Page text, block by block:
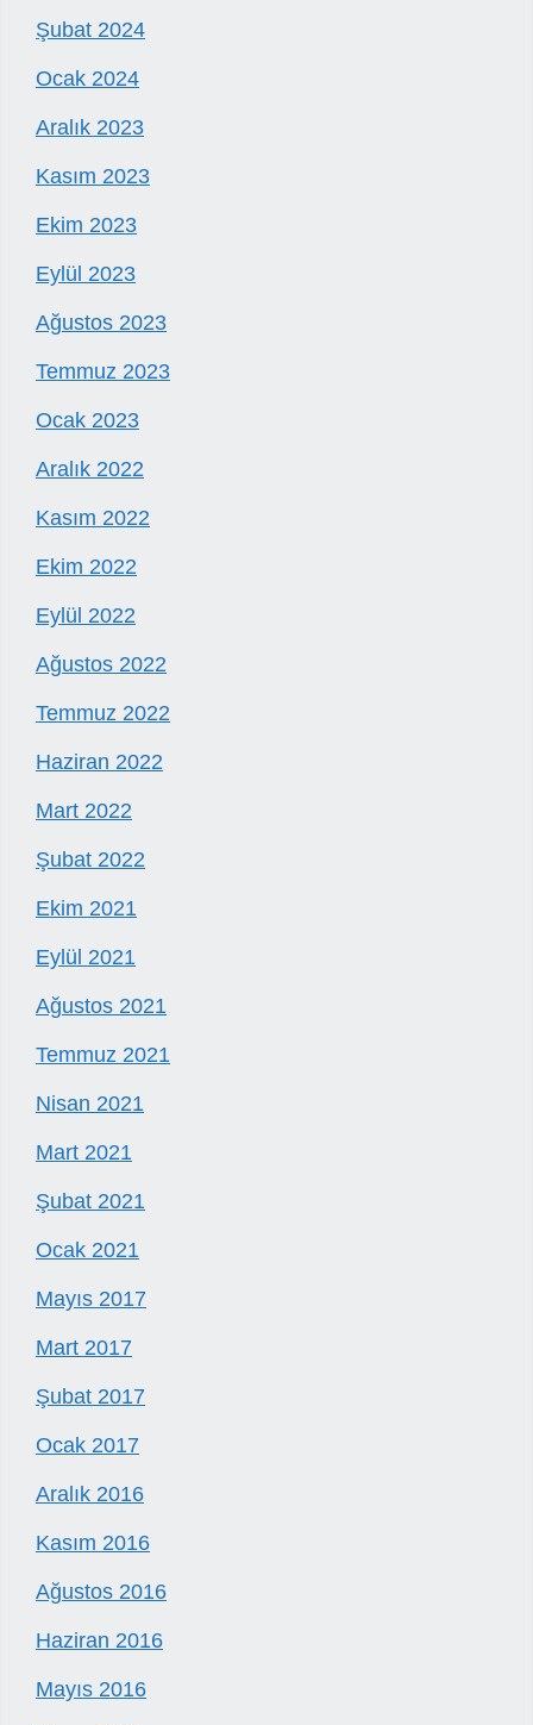
Şubat 2024
Ocak 2024
Aralık 2023
Kasım 2023
Ekim 2023
Eylül 2023
Ağustos 2023
Temmuz 2023
Ocak 2023
Aralık 2022
Kasım 2022
Ekim 2022
Eylül 2022
Ağustos 2022
Temmuz 2022
Haziran 2022
Mart 2022
Şubat 2022
Ekim 2021
Eylül 2021
Ağustos 2021
Temmuz 2021
Nisan 2021
Mart 2021
Şubat 2021
Ocak 2021
Mayıs 2017
Mart 2017
Şubat 2017
Ocak 2017
Aralık 2016
Kasım 2016
Ağustos 2016
Haziran 2016
Mayıs 2016